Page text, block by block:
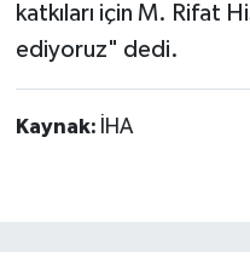
katkıları için M. Rifat
ediyoruz" dedi.
Kaynak: İHA